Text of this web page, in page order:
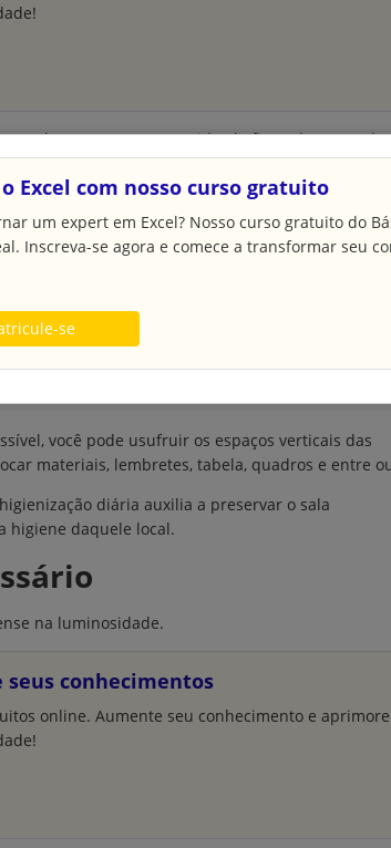
sala para que em seguida ele fique desocupado
para seu trabalho
de trabalho é deixar apenas o que realmente
um local para armazenar os seus itens
você pode usufruir os espaços verticais das
materiais, lembretes, tabela, quadros e entre
diária auxilia a preservar o sala
higiene daquele local.
na luminosidade.
seus conhecimentos
online. Aumente seu conhecimento e aprimore
Excel com nosso curso gratuito
um expert em Excel? Nosso curso gratuito do
Inscreva-se agora e comece a transformar seu
se